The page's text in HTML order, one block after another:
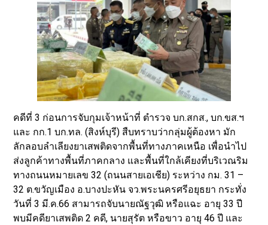
คดีที่ 3 ก่อนการจับกุมเจ้าหน้าที่ ตำรวจ บก.สกส., บก.ขส.ฯ
และ กก.1 บก.ทล. (สิงห์บุรี) สืบทราบว่ากลุ่มผู้ต้องหา มัก
ลักลอบลำเลียงยาเสพติดจากพื้นที่ทางภาคเหนือ เพื่อนำไป
ส่งลูกค้าทางพื้นที่ภาคกลาง และพื้นที่ใกล้เคียงที่บริเวณริม
ทางถนนหมายเลข 32 (ถนนสายเอเชีย) ระหว่าง กม. 31 –
32 ต.ขวัญเมือง อ.บางปะหัน จว.พระนครศรีอยุธยา กระทั่ง
วันที่ 3 มี.ค.66 สามารถจับนายณัฐวุฒิ หรือแฉะ อายุ 33 ปี
พบมีคดียาเสพติด 2 คดี, นายสุรัต หรือขาว อายุ 46 ปี และ